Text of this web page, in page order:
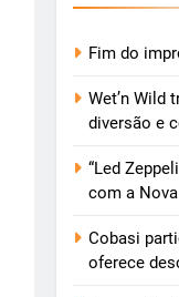
Fim do
Wet’n Wild
diversão e
“Led
com a
Cobasi
oferece